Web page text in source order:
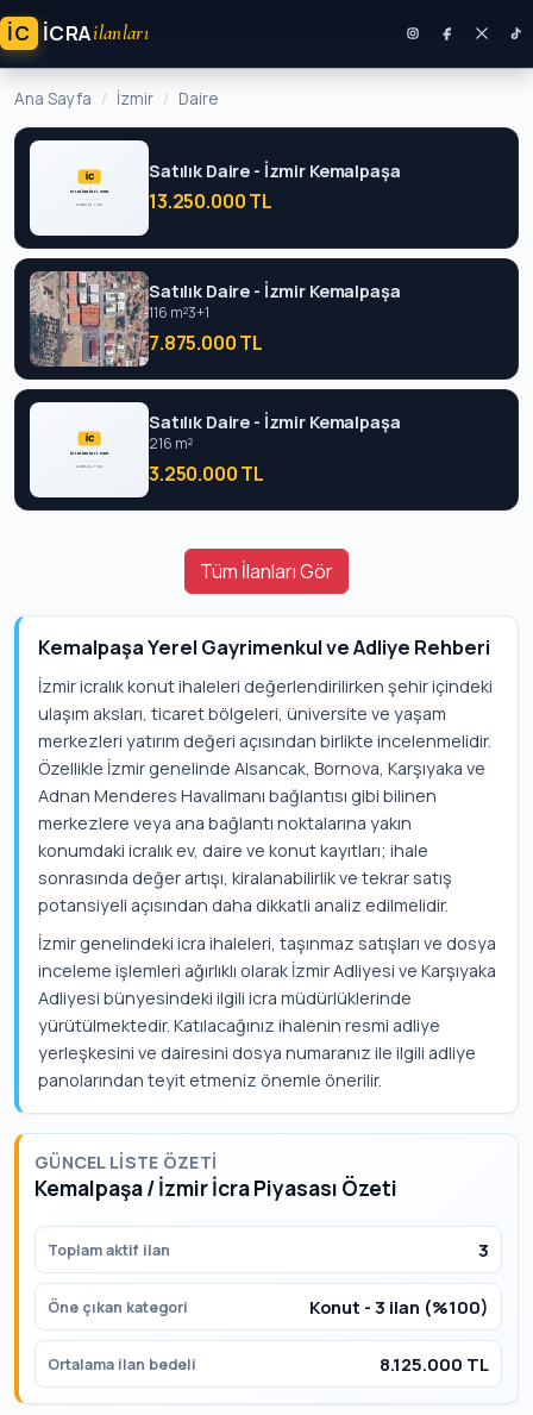
İC ICRAilanları
Ana Sayfa İzmir Daire
Satılık Daire - İzmir Kemalpaşa
13.250.000 TL
Satılık Daire - İzmir Kemalpaşa
116 m²3+1
7.875.000 TL
Satılık Daire - İzmir Kemalpaşa
216 m²
3.250.000 TL
Tüm İlanları Gör
Kemalpaşa Yerel Gayrimenkul ve Adliye Rehberi
İzmir icralık konut ihaleleri değerlendirilirken şehir içindeki
ulaşım aksları, ticaret bölgeleri, üniversite ve yaşam
merkezleri yatırım değeri açısından birlikte incelenmelidir.
Özellikle İzmir genelinde Alsancak, Bornova, Karşıyaka ve
Adnan Menderes Havalimanı bağlantısı gibi bilinen
merkezlere veya ana bağlantı noktalarına yakın
konumdaki icralık ev, daire ve konut kayıtları; ihale
sonrasında değer artışı, kiralanabilirlik ve tekrar satış
potansiyeli açısından daha dikkatli analiz edilmelidir.
İzmir genelindeki icra ihaleleri, taşınmaz satışları ve dosya
inceleme işlemleri ağırlıklı olarak İzmir Adliyesi ve Karşıyaka
Adliyesi bünyesindeki ilgili icra müdürlüklerinde
yürütülmektedir. Katılacağınız ihalenin resmi adliye
yerleşkesini ve dairesini dosya numaranız ile ilgili adliye
panolarından teyit etmeniz önemle önerilir.
GÜNCEL LISTE ÖZETI
Kemalpaşa / İzmir İcra Piyasası Özeti
Toplam aktif ilan 3
Öne çıkan kategori Konut - 3 ilan (%100)
Ortalama ilan bedeli 8.125.000 TL